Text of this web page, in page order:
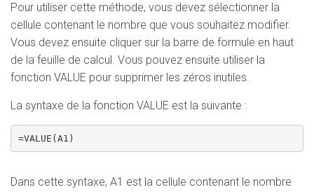
Pour utiliser cette méthode, vous devez sélectionner la
cellule contenant le nombre que vous souhaitez modifier.
Vous devez ensuite cliquer sur la barre de formule en haut
de la feuille de calcul. Vous pouvez ensuite utiliser la
fonction VALUE pour supprimer les zéros inutiles.
La syntaxe de la fonction VALUE est la suivante :
=VALUE(A1)
Dans cette syntaxe, A1 est la cellule contenant le nombre